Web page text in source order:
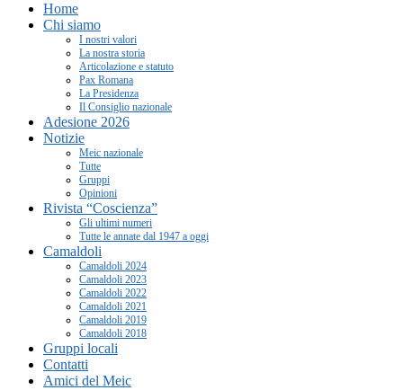
Home
Chi siamo
I nostri valori
La nostra storia
Articolazione e statuto
Pax Romana
La Presidenza
Il Consiglio nazionale
Adesione 2026
Notizie
Meic nazionale
Tutte
Gruppi
Opinioni
Rivista “Coscienza”
Gli ultimi numeri
Tutte le annate dal 1947 a oggi
Camaldoli
Camaldoli 2024
Camaldoli 2023
Camaldoli 2022
Camaldoli 2021
Camaldoli 2019
Camaldoli 2018
Gruppi locali
Contatti
Amici del Meic